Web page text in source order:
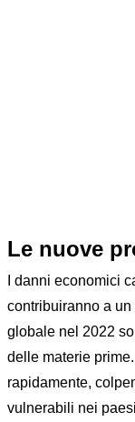
Le nuove
I danni economici
contribuiranno a
globale nel 2022
delle materie
rapidamente,
vulnerabili nei